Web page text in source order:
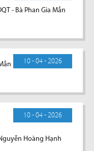
- Bà Phan Gia Mẫn
10 - 04 - 2026
10 - 04 - 2026
Hoàng Hạnh